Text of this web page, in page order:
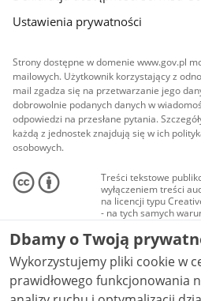
Ustawienia prywatności
Strony dostępne w domenie www.gov.pl
mailowych. Użytkownik korzystający z
mail zgadza się na przetwarzanie jego
dobrowolnie podanych danych w
odpowiedzi na przesłane pytania.
każdą z jednostek znajdują się w ich
osobowych.
Treści tekstowe
wyłączeniem treści
na licencji typu
- na tych samych
Materiały
audio i wideo, są
Creative Commons:
niekomercyjne - bez
NC-ND 4.0), o ile nie
Dbamy o Twoją
Wykorzystujemy pliki cookie w
prawidłowego funkcjonowania